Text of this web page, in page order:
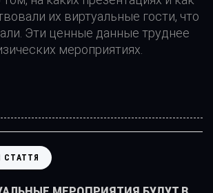
их виртуальные гости, что
Эти ценные данные труднее
мероприятиях.
СТАТТЯ